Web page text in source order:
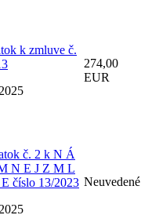
k zmluve č.
274,00
EUR
č. 2 k N Á
N E J Z M L
číslo 13/2023 Neuvedené